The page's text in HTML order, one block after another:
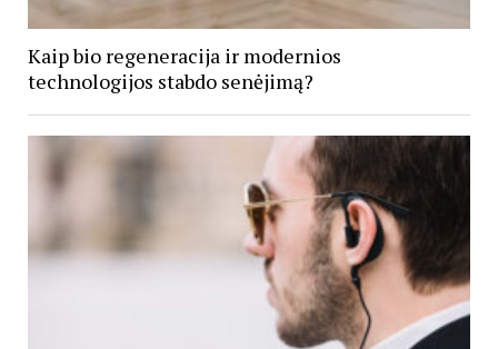
Kaip bio regeneracija ir modernios
technologijos stabdo senėjimą?